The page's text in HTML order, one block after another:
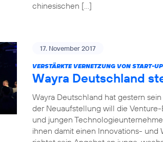
chinesischen […]
17. November 2017
VERSTÄRKTE VERNETZUNG VON START-
Wayra Deutschland
Wayra Deutschland hat gestern
der Neuaufstellung will die
und jungen
ihnen damit einen Innovations- und